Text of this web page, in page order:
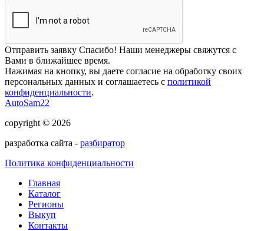
Отправить заявку Спасибо! Наши менеджеры свяжутся с
Вами в ближайшее время.
Нажимая на кнопку, вы даете согласие на обработку своих
персональных данных и соглашаетесь с политикой
конфиденциальности.
AutoSam22
copyright © 2026
разработка сайта - разбиратор
Политика конфиденциальности
Главная
Каталог
Регионы
Выкуп
Контакты